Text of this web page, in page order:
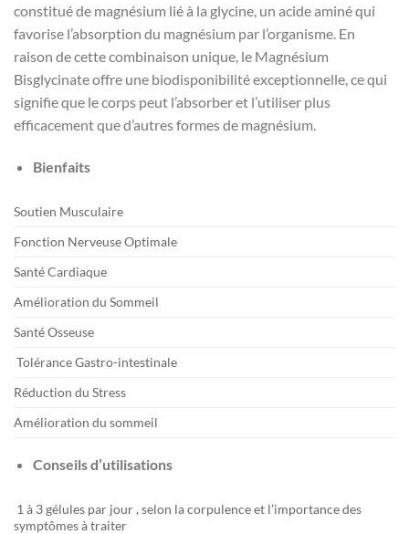
constitué de magnésium lié à la glycine, un acide aminé qui
favorise l’absorption du magnésium par l’organisme. En
raison de cette combinaison unique, le Magnésium
Bisglycinate offre une biodisponibilité exceptionnelle, ce qui
signifie que le corps peut l’absorber et l’utiliser plus
efficacement que d’autres formes de magnésium.
Bienfaits
Soutien Musculaire
Fonction Nerveuse Optimale
Santé Cardiaque
Amélioration du Sommeil
Santé Osseuse
Tolérance Gastro-intestinale
Réduction du Stress
Amélioration du sommeil
Conseils d’utilisations
1 à 3 gélules par jour , selon la corpulence et l’importance des
symptômes à traiter